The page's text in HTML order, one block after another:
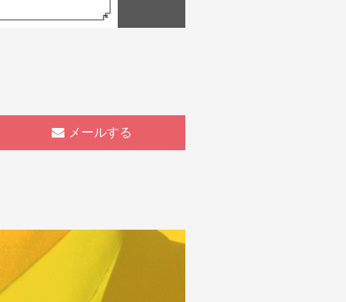
メールする